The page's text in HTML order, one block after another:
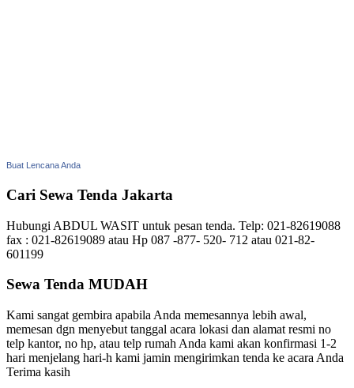
Buat Lencana Anda
Cari Sewa Tenda Jakarta
Hubungi ABDUL WASIT untuk pesan tenda. Telp: 021-82619088
fax : 021-82619089 atau Hp 087 -877- 520- 712 atau 021-82-
601199
Sewa Tenda MUDAH
Kami sangat gembira apabila Anda memesannya lebih awal,
memesan dgn menyebut tanggal acara lokasi dan alamat resmi no
telp kantor, no hp, atau telp rumah Anda kami akan konfirmasi 1-2
hari menjelang hari-h kami jamin mengirimkan tenda ke acara Anda
Terima kasih